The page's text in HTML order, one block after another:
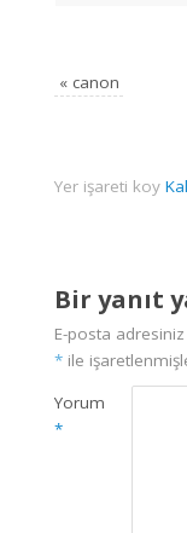
« canon
Yer işareti koy
Bir yanıt
E-posta
* ile
Yorum
*